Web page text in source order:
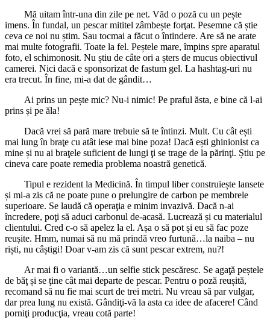
Mă uitam într-una din zile pe net. Văd o poză cu un pește
imens. În fundal, un pescar mititel zâmbește forţat. Pesemne că știe
ceva ce noi nu știm. Sau tocmai a făcut o întindere. Are să ne arate
mai multe fotografii. Toate la fel. Peștele mare, împins spre aparatul
foto, el schimonosit. Nu știu de câte ori a șters de mucus obiectivul
camerei. Nici dacă e sponsorizat de fastum gel. La hashtag-uri nu
era trecut. În fine, mi-a dat de gândit…
Ai prins un pește mic? Nu-i nimic! Pe praful ăsta, e bine că l-ai
prins și pe ăla!
Dacă vrei să pară mare trebuie să te întinzi. Mult. Cu cât ești
mai lung în braţe cu atât iese mai bine poza! Dacă ești ghinionist ca
mine și nu ai braţele suficient de lungi ţi se trage de la părinţi. Știu pe
cineva care poate remedia problema noastră genetică.
Tipul e rezident la Medicină. În timpul liber construiește lansete
și mi-a zis că ne poate pune o prelungire de carbon pe membrele
superioare. Se laudă că operaţia e minim invazivă. Dacă n-ai
încredere, poţi să aduci carbonul de-acasă. Lucrează și cu materialul
clientului. Cred c-o să apelez la el. Așa o să pot și eu să fac poze
reușite. Hmm, numai să nu mă prindă vreo furtună…la naiba – nu
riști, nu câștigi! Doar v-am zis că sunt pescar extrem, nu?!
Ar mai fi o variantă…un selfie stick pescăresc. Se agaţă peștele
de băţ și se ţine cât mai departe de pescar. Pentru o poză reușită,
recomand să nu fie mai scurt de trei metri. Nu vreau să par vulgar,
dar prea lung nu există. Gândiţi-vă la asta ca idee de afacere! Când
porniţi producţia, vreau cotă parte!